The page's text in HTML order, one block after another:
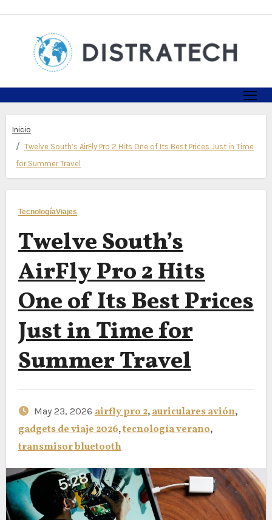
Inicio
Twelve South’s AirFly Pro 2 Hits One of Its Best Prices Just in Time
for Summer Travel
TecnologíaViajes
Twelve South’s
AirFly Pro 2 Hits
One of Its Best Prices
Just in Time for
Summer Travel
May 23, 2026 airfly pro 2,auriculares avión,
gadgets de viaje 2026,tecnología verano,
transmisor bluetooth